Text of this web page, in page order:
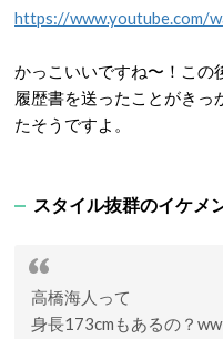
https://www.youtube.com/
かっこいいですね〜！この
履歴書を送ったことがきっ
たそうですよ。
スタイル抜群のイケメ
高橋海人って
身長173cmもあるの？ww